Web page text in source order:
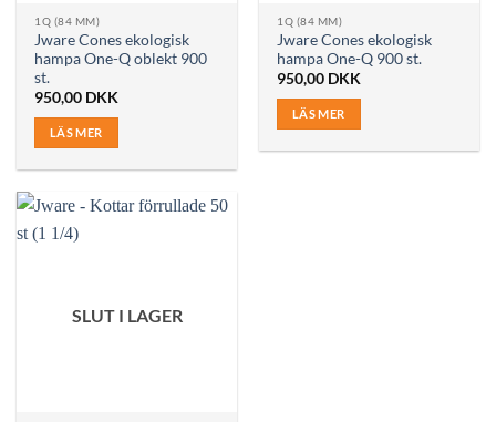
1Q (84 MM)
Jware Cones ekologisk
hampa One-Q oblekt 900
st.
950,00 DKK
LÄS MER
1Q (84 MM)
Jware Cones ekologisk
hampa One-Q 900 st.
950,00 DKK
LÄS MER
SLUT I LAGER